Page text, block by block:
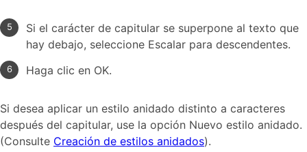
Si el carácter de capitular se superpone al texto que
hay debajo, seleccione Escalar para descendentes.
Haga clic en OK.
Si desea aplicar un estilo anidado distinto a caracteres
después del capitular, use la opción Nuevo estilo anidado.
(Consulte Creación de estilos anidados).